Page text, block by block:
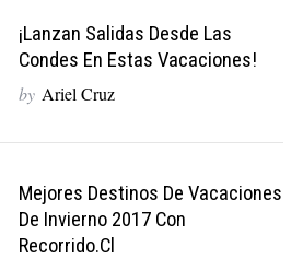
¡Lanzan Salidas Desde Las
Condes En Estas Vacaciones!
by Ariel Cruz
Mejores Destinos De Vacaciones
De Invierno 2017 Con
Recorrido.cl